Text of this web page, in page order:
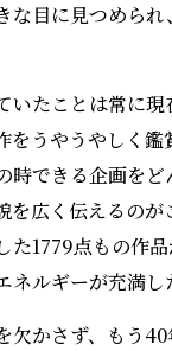
な目に見つめら
いたことは常に
をうやうやしく
時できる企画を
を広く伝えるの
た1779点もの作
ルギーが充満し
かさず、もう